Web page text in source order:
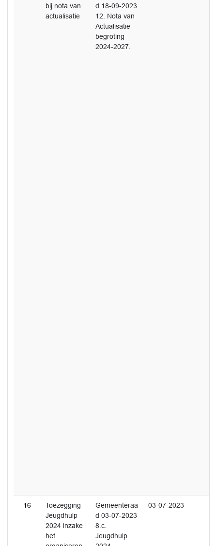
bij nota van
actualisatie
d 18-09-2023
12. Nota van
Actualisatie
begroting
2024-2027.
16
Toezegging
Jeugdhulp
2024 inzake
het
Gemeenteraa
d 03-07-2023
8.c.
Jeugdhulp
03-07-2023